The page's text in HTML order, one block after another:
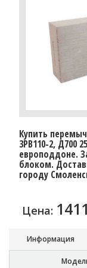
Купить
3PB110-2, Д700
европоддоне.
блоком.
городу
Цена: 1411
Информация